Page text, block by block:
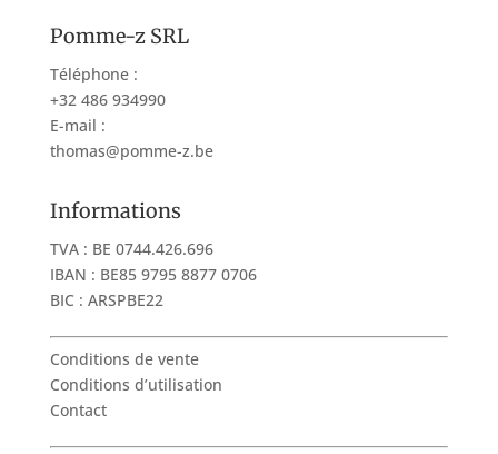
Pomme-z SRL
Téléphone :
+32 486 934990
E-mail :
thomas@pomme-z.be
Informations
TVA : BE 0744.426.696
IBAN : BE85 9795 8877 0706
BIC : ARSPBE22
Conditions de vente
Conditions d’utilisation
Contact